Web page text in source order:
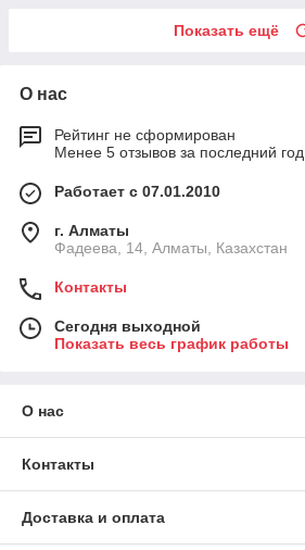
Показать ещё
О нас
Рейтинг не сформирован
Менее 5 отзывов за последний год
Работает с 07.01.2010
г. Алматы
Фадеева, 14, Алматы, Казахстан
Контакты
Сегодня выходной
Показать весь график работы
О нас
Контакты
Доставка и оплата